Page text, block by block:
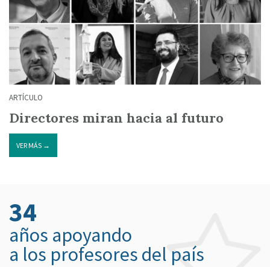
ARTÍCULO
Directores miran hacia al futuro
VER MÁS →
34
años apoyando
a los profesores del país